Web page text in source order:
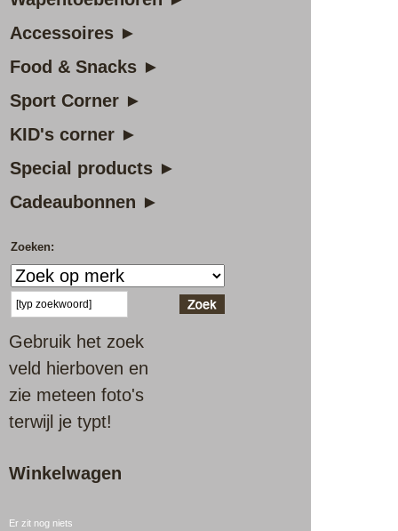
Accessoires ►
Food & Snacks ►
Sport Corner ►
KID's corner ►
Special products ►
Cadeaubonnen ►
Zoeken:
Gebruik het zoek
veld hierboven en
zie meteen foto's
terwijl je typt!
Winkelwagen
Er zit nog niets